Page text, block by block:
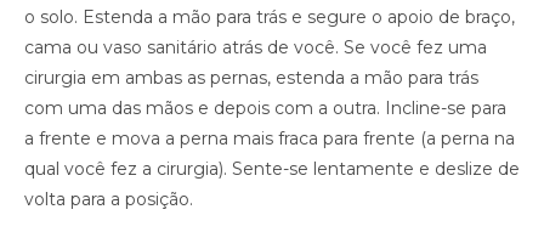
o solo. Estenda a mão para trás e segure o apoio de braço,
cama ou vaso sanitário atrás de você. Se você fez uma
cirurgia em ambas as pernas, estenda a mão para trás
com uma das mãos e depois com a outra. Incline-se para
a frente e mova a perna mais fraca para frente (a perna na
qual você fez a cirurgia). Sente-se lentamente e deslize de
volta para a posição.